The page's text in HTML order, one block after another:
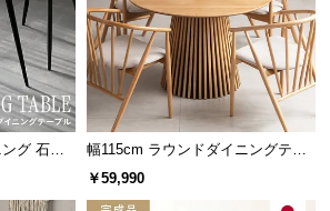
と爽やかな木目が特徴のアッシュ
ラルテイストに相性◎。
グ 石目
丸テー
幅115cm ラウンドダイニングテー
ブル 4人掛け 天然木突板 美しい格
￥59,990